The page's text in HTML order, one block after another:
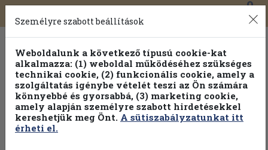
Toggle
navigation
0
Személyre szabott beállítások
Weboldalunk a következő típusú cookie-kat
alkalmazza: (1) weboldal működéséhez szükséges
technikai cookie, (2) funkcionális cookie, amely a
szolgáltatás igénybe vételét teszi az Ön számára
könnyebbé és gyorsabbá, (3) marketing cookie,
amely alapján személyre szabott hirdetésekkel
kereshetjük meg Önt. A sütiszabályzatunkat itt
érheti el.